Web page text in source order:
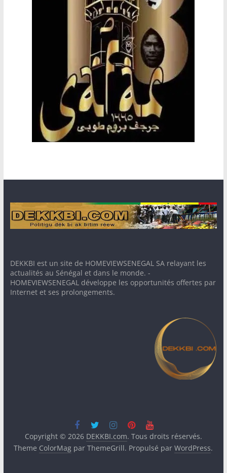
DEKKBI est un site de HOMEVIEWSENEGAL SA relayant les
actualités au Sénégal et dans le monde. -
HOMEVIEWSENEGAL développe les opportunités offertes par
Internet et ses prolongements.
Copyright © 2026 DEKKBI.com. Tous droits réservés.
Theme ColorMag par ThemeGrill. Propulsé parWordPress.